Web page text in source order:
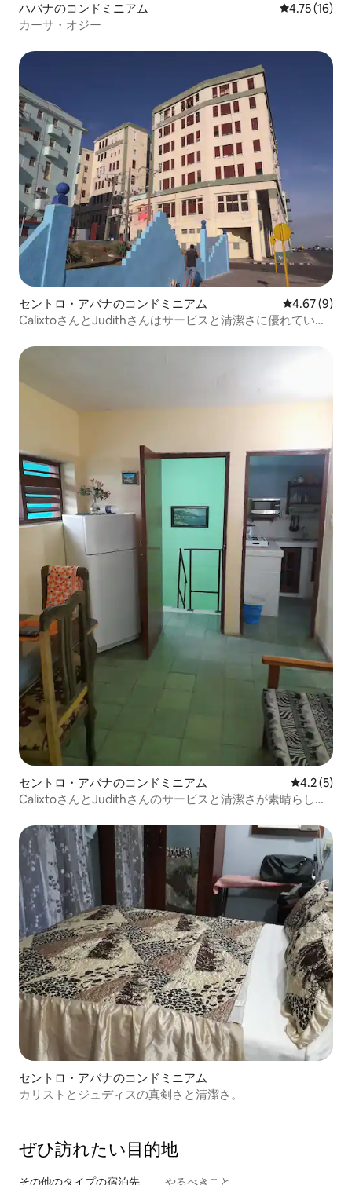
ハバナのコンドミニアム レビュー16
4.75 (16)
カーサ・オジー
セントロ・アバナのコンドミニアム レビュー9
4.67 (9)
CalixtoさんとJudithさんはサービスと清潔さに優れていま
セントロ・アバナのコンドミニアム レビュー5
4.2 (5)
CalixtoさんとJudithさんのサービスと清潔さが素晴らし
セントロ・アバナのコンドミニアム
カリストとジュディスの真剣さと清潔さ。
ぜひ訪⁠れ⁠た⁠い目⁠的⁠地
その他のタ⁠イ⁠プ⁠の宿⁠泊⁠先 やるべきこと